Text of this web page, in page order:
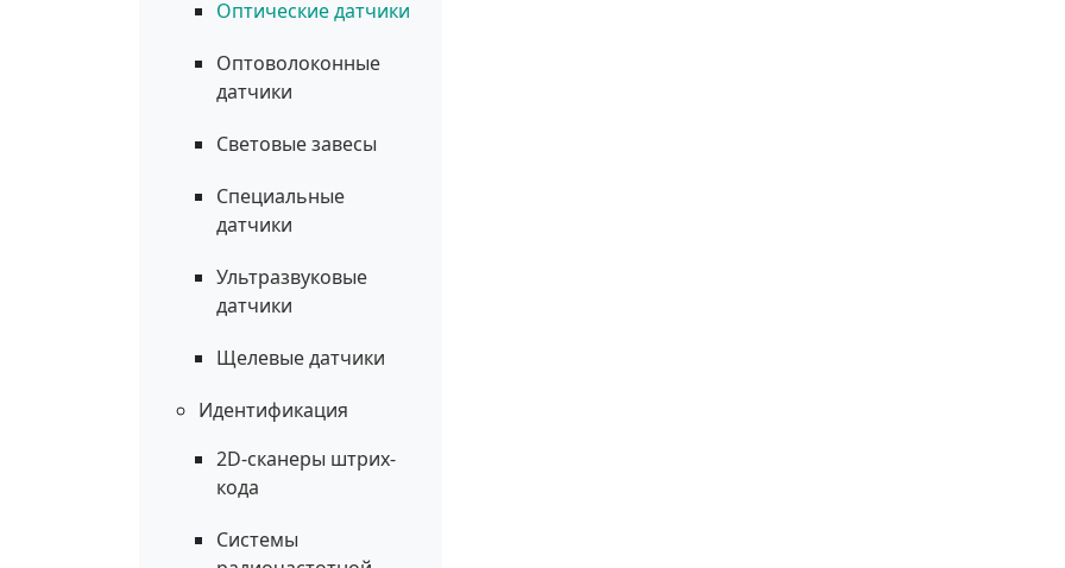
Оптические датчики
Оптоволоконные
датчики
Световые завесы
Специальные
датчики
Ультразвуковые
датчики
Щелевые датчики
Идентификация
2D-сканеры штрих-
кода
Системы